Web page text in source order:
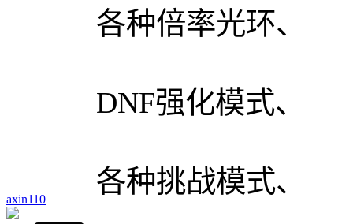
axin110
各种倍率光环、
DNF强化模式、
各种挑战模式、